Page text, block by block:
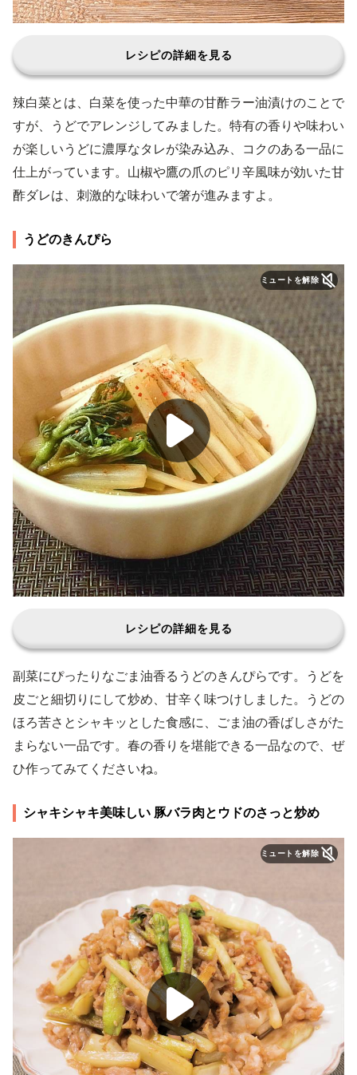
レシピの詳細を見る
辣白菜とは、白菜を使った中華の甘酢ラー油漬けのことで
すが、うどでアレンジしてみました。特有の香りや味わい
が楽しいうどに濃厚なタレが染み込み、コクのある一品に
仕上がっています。山椒や鷹の爪のピリ辛風味が効いた甘
酢ダレは、刺激的な味わいで箸が進みますよ。
うどのきんぴら
ミュートを解除
レシピの詳細を見る
副菜にぴったりなごま油香るうどのきんぴらです。うどを
皮ごと細切りにして炒め、甘辛く味つけしました。うどの
ほろ苦さとシャキッとした食感に、ごま油の香ばしさがた
まらない一品です。春の香りを堪能できる一品なので、ぜ
ひ作ってみてくださいね。
シャキシャキ美味しい 豚バラ肉とウドのさっと炒め
ミュートを解除